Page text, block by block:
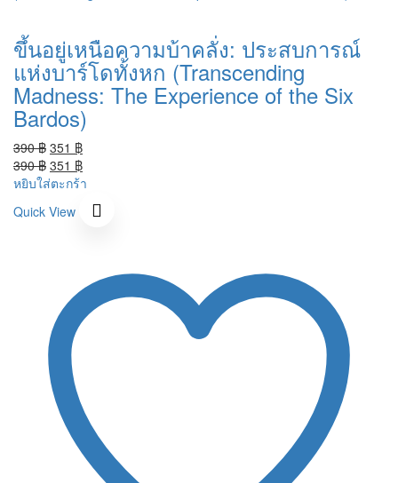
ขึ้นอยู่เหนือความบ้าคลั่ง: ประสบการณ์
แห่งบาร์โดทั้งหก (Transcending
Madness: The Experience of the Six
Bardos)
390฿ Original
price
was:
351 ฿Current
price
is:
351 ฿.
390฿ Original
price
390 ฿.
351 ฿Current
price
is:
351 ฿.
หยิบใส่ตะกร้า
Quick View